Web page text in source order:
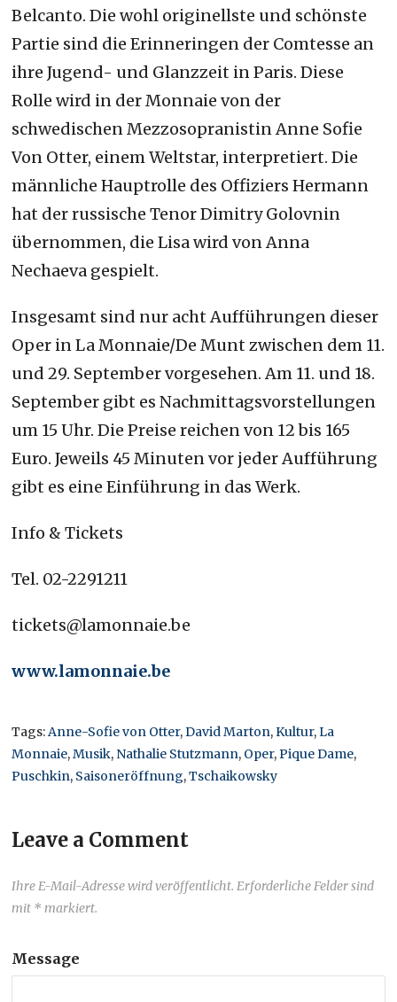
Belcanto. Die wohl originellste und schönste
Partie sind die Erinneringen der Comtesse an
ihre Jugend- und Glanzzeit in Paris. Diese
Rolle wird in der Monnaie von der
schwedischen Mezzosopranistin Anne Sofie
Von Otter, einem Weltstar, interpretiert. Die
männliche Hauptrolle des Offiziers Hermann
hat der russische Tenor Dimitry Golovnin
übernommen, die Lisa wird von Anna
Nechaeva gespielt.
Insgesamt sind nur acht Aufführungen dieser
Oper in La Monnaie/De Munt zwischen dem 11.
und 29. September vorgesehen. Am 11. und 18.
September gibt es Nachmittagsvorstellungen
um 15 Uhr. Die Preise reichen von 12 bis 165
Euro. Jeweils 45 Minuten vor jeder Aufführung
gibt es eine Einführung in das Werk.
Info & Tickets
Tel. 02-2291211
tickets@lamonnaie.be
www.lamonnaie.be
Tags:Anne-Sofie von Otter,David Marton,Kultur,La
Monnaie,Musik, Nathalie Stutzmann, Oper,Pique Dame,
Puschkin, Saisoneröffnung,Tschaikowsky
Leave a Comment
Ihre E-Mail-Adresse wird veröffentlicht. Erforderliche Felder sind
mit * markiert.
Message